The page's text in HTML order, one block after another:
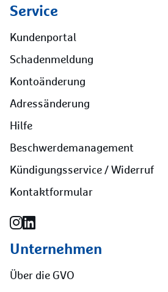
Service
Kundenportal
Schadenmeldung
Kontoänderung
Adressänderung
Hilfe
Beschwerdemanagement
Kündigungsservice / Widerruf
Kontaktformular
Unternehmen
Über die GVO